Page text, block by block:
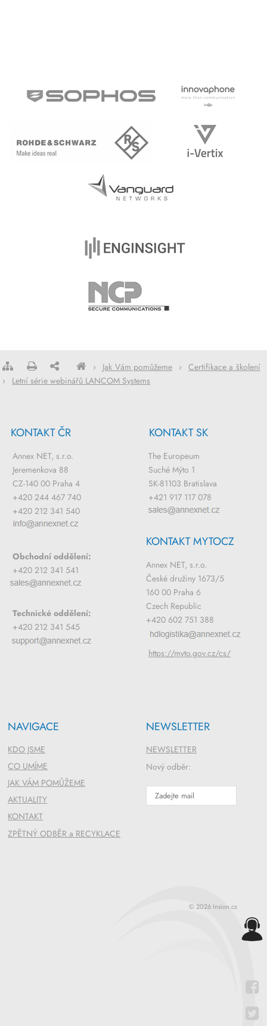
› Jak Vám pomůžeme ›
Certifikace a školení
›
Letní série webinářů LANCOM Systems
KONTAKT ČR
Annex NET, s.r.o.
Jeremenkova 88
CZ-140 00 Praha 4
+420 244 467 740
+420 212 341 540
Obchodní oddělení:
+420 212 341 541
Technické oddělení:
+420 212 341 545
KONTAKT SK
The Europeum
Suché Mýto 1
SK-81103 Bratislava
+421 917 117 078
KONTAKT MYTOCZ
Annex NET, s.r.o.
České družiny 1673/5
160 00 Praha 6
Czech Republic
+420 602 751 388
https://myto.gov.cz/cs/
NAVIGACE
KDO JSME
CO UMÍME
JAK VÁM POMŮŽEME
AKTUALITY
KONTAKT
ZPĚTNÝ ODBĚR a RECYKLACE
NEWSLETTER
NEWSLETTER
Nový odběr:
© 2026 Insion.cz